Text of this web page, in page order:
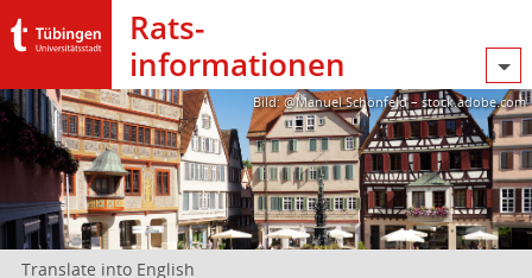
Rats­
informationen
Bild: @Manuel Schönfeld – stock.adobe.com
Translate into English